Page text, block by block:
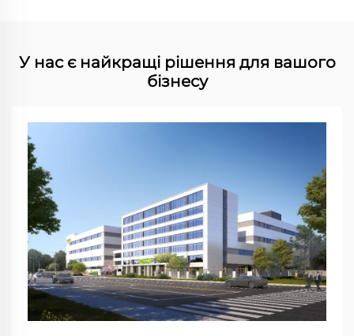
У нас є найкращі рішення для вашого
бізнесу